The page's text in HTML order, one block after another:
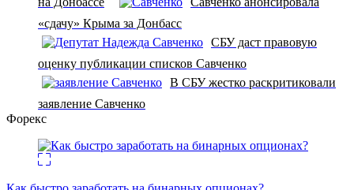
«сдачу» Крыма за Донбасс
СБУ даст правовую
оценку публикации списков Савченко
В СБУ жестко раскритиковали
заявление Савченко
Форекс